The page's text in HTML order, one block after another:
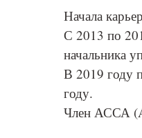
Начала
С 2013 по
начальника
В 2019 году
году.
Член АССА